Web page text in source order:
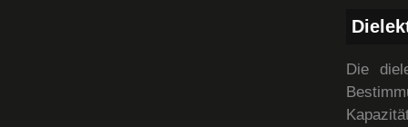
Die